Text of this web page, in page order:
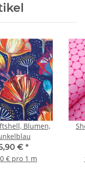
Blumen,
€ *
€ pro 1 m